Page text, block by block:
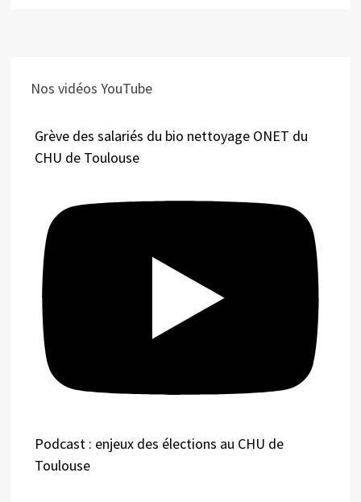
Nos vidéos YouTube
Grève des salariés du bio nettoyage ONET du
CHU de Toulouse
Podcast : enjeux des élections au CHU de
Toulouse